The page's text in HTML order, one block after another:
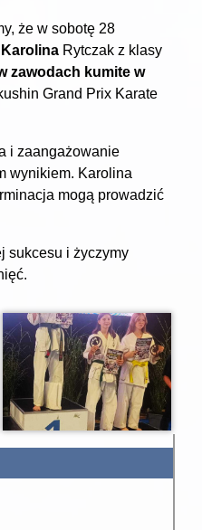
że w sobotę 28
Karolina Rytczak z klasy
zawodach kumite w
Grand Prix Karate
i zaangażowanie
wynikiem. Karolina
mogą prowadzić
sukcesu i życzymy